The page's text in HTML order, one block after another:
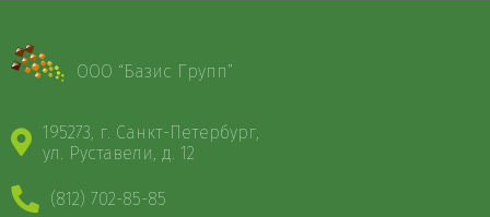
ООО “Базис Групп”
195273, г. Санкт-Петербург,
ул. Руставели, д. 12
(812) 702-85-85